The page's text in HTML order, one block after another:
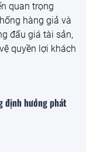
quan trọng
hàng giả và
đấu giá tài sản,
quyền lợi khách
định hướng phát